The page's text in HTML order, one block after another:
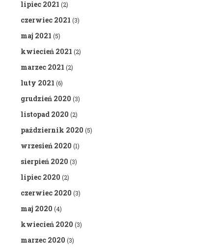
lipiec 2021 (2)
czerwiec 2021 (3)
maj 2021 (5)
kwiecień 2021 (2)
marzec 2021 (2)
luty 2021 (6)
grudzień 2020 (3)
listopad 2020 (2)
październik 2020 (5)
wrzesień 2020 (1)
sierpień 2020 (3)
lipiec 2020 (2)
czerwiec 2020 (3)
maj 2020 (4)
kwiecień 2020 (3)
marzec 2020 (3)